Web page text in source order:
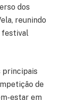
dos
reunindo
festival
principais
de
estar em